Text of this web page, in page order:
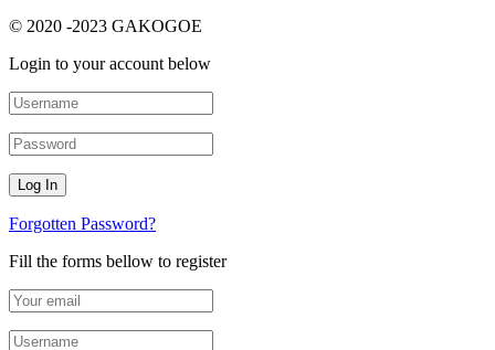
© 2020 -2023 GAKOGOE
Login to your account below
Forgotten Password?
Fill the forms bellow to register